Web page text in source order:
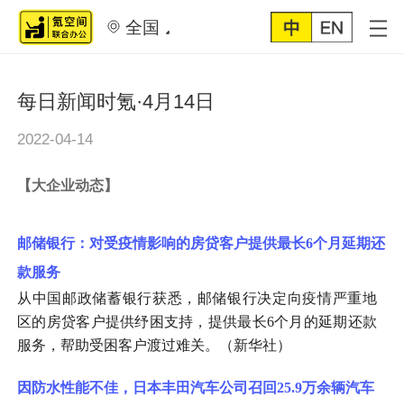
全国
每日新闻时氪·4月14日
2022-04-14
【大企业动态】
邮储银行：对受疫情影响的房贷客户提供最长6个月延期还
款服务
从中国邮政储蓄银行获悉，邮储银行决定向疫情严重地
区的房贷客户提供纾困支持，提供最长6个月的延期还款
服务，帮助受困客户渡过难关。（新华社）
因防水性能不佳，日本丰田汽车公司召回25.9万余辆汽车